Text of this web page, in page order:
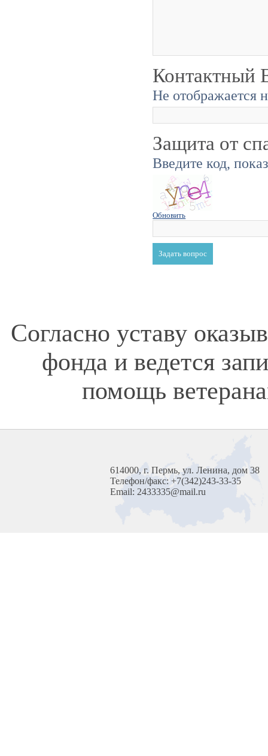
Контактный
Не отображается
Защита от
Введите код,
Обновить
Согласно уставу
фонда и ведется
помощь
614000, г. Пермь, ул. Ленина, дом 38
Телефон/факс: +7(342)243-33-35
Email: 2433335@mail.ru